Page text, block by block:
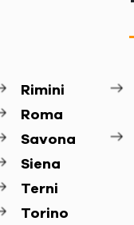
Rimini
Roma
Savona
Siena
Terni
Torino